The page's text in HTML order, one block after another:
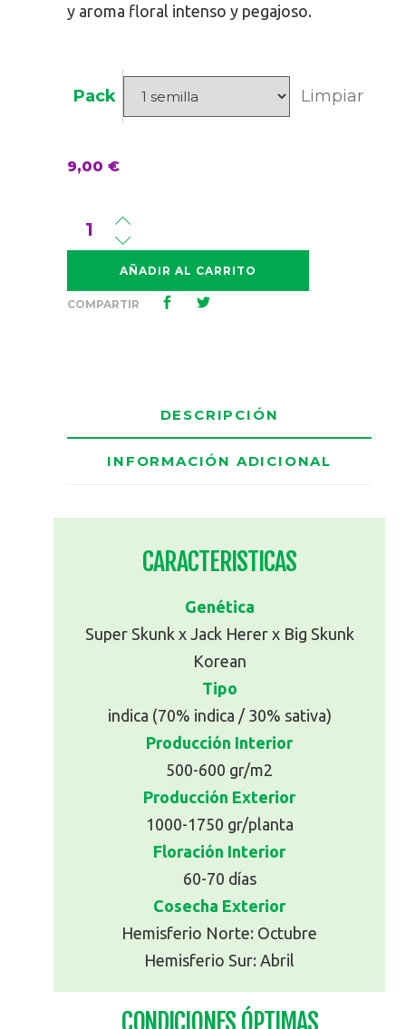
y aroma floral intenso y pegajoso.
Pack Limpiar
9,00 €
Cantidad
Txomango
AÑADIR AL CARRITO
COMPARTIR
DESCRIPCIÓN
INFORMACIÓN ADICIONAL
CARACTERISTICAS
Genética
Super Skunk x Jack Herer x Big Skunk
Korean
Tipo
indica (70% indica / 30% sativa)
Producción Interior
500-600 gr/m2
Producción Exterior
1000-1750 gr/planta
Floración Interior
60-70 días
Cosecha Exterior
Hemisferio Norte: Octubre
Hemisferio Sur: Abril
CONDICIONES ÓPTIMAS